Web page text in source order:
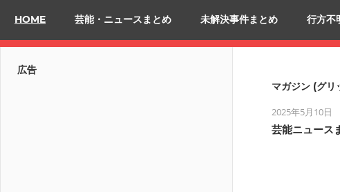
HOME 芸能・ニュースまとめ 未解決事件まとめ 行方不
マガジン (グリ
2025年5月10日
芸能ニュース
広告